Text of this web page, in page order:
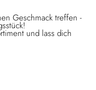
Geschmack treffen -
und lass dich